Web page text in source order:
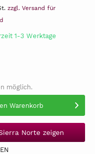
zzgl. Versand für
1-3 Werktage
möglich.
Warenkorb
Norte zeigen